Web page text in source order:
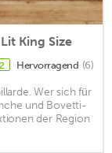
King Size
Hervorragend (6)
Wer sich für
und Bovetti-
der Region